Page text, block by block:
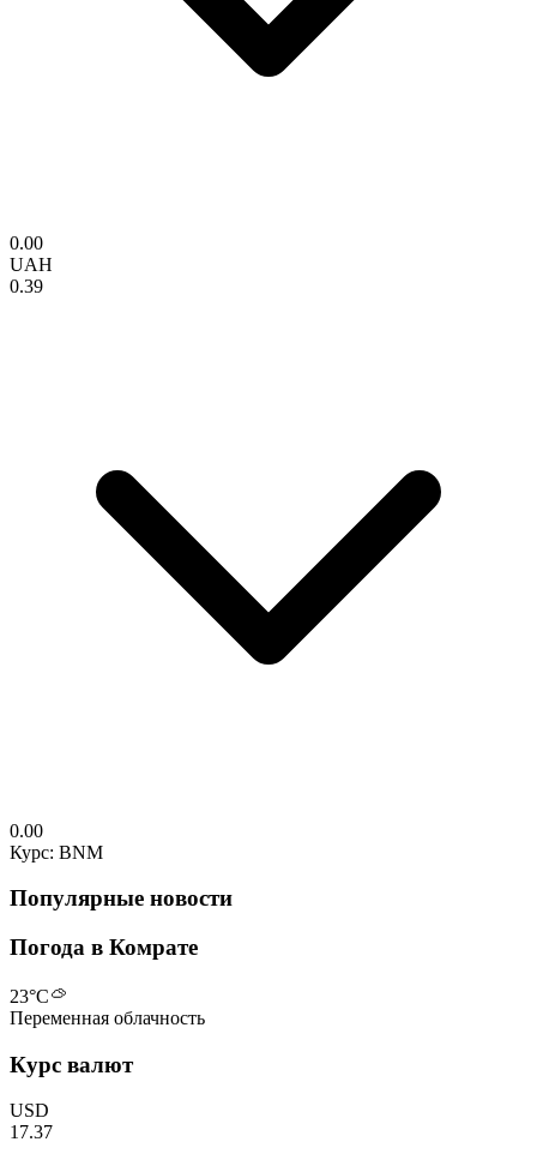
0.00
UAH
0.39
0.00
Курс: BNM
Популярные новости
Погода в Комрате
23°C
Переменная облачность
Курс валют
USD
17.37